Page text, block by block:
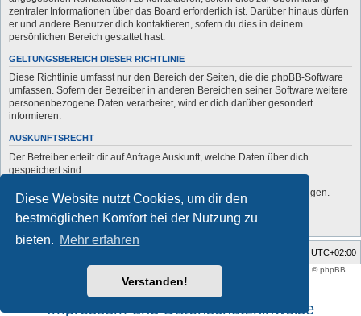
Diese Website nutzt Cookies, um dir den
bestmöglichen Komfort bei der Nutzung zu
bieten. Mehr erfahren
Verstanden!
zentraler Informationen über das Board erforderlich ist. Darüber hinaus dürfen
er und andere Benutzer dich kontaktieren, sofern du dies in deinem
persönlichen Bereich gestattet hast.
GELTUNGSBEREICH DIESER RICHTLINIE
Diese Richtlinie umfasst nur den Bereich der Seiten, die die phpBB-Software
umfassen. Sofern der Betreiber in anderen Bereichen seiner Software weitere
personenbezogene Daten verarbeitet, wird er dich darüber gesondert
informieren.
AUSKUNFTSRECHT
Der Betreiber erteilt dir auf Anfrage Auskunft, welche Daten über dich
gespeichert sind.
Du kannst jederzeit die Löschung bzw. Sperrung deiner Daten verlangen.
Kontaktiere hierzu bitte den Betreiber.
UTC+02:00
support forum tricolor phpBB
® Forum Software © phpBB
Limited
Deutsche Übersetzung durch
Impressum und Datenschutzhinweise